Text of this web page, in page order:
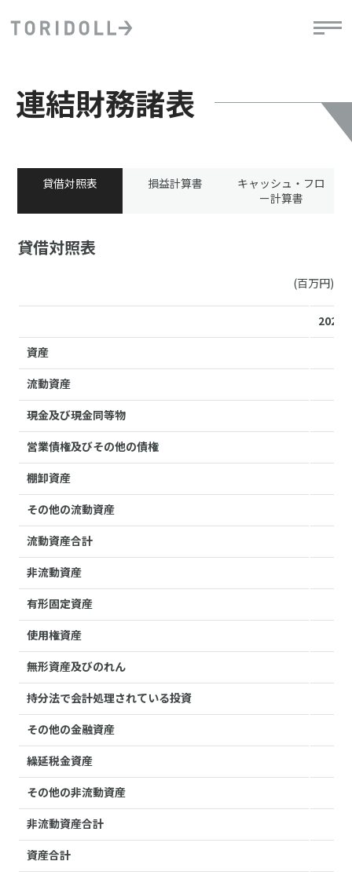
連結財務諸表